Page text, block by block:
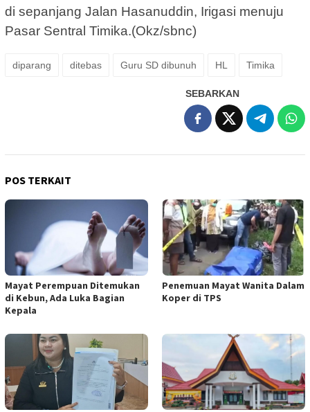
di sepanjang Jalan Hasanuddin, Irigasi menuju
Pasar Sentral Timika.(Okz/sbnc)
diparang ditebas Guru SD dibunuh HL Timika
SEBARKAN
POS TERKAIT
Mayat Perempuan Ditemukan
di Kebun, Ada Luka Bagian
Kepala
Penemuan Mayat Wanita Dalam
Koper di TPS